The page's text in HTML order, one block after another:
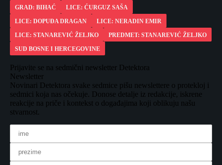
GRAD: BIHAĆ
LICE: ĆURGUZ SAŠA
LICE: DOPUĐA DRAGAN
LICE: NERADIN EMIR
LICE: STANAREVIĆ ŽELJKO
PREDMET: STANAREVIĆ ŽELJKO
SUD BOSNE I HERCEGOVINE
Prijavite se na sedmični newsletter Detektora
Newsletter
Novinari Detektora svake sedmice pišu newslettere o protekloj i
sedmici koja nas očekuje. Donose detalje iz redakcije, iskrene
reakcije na priče i kontekst o događajima koji oblikuju našu
stvarnost.